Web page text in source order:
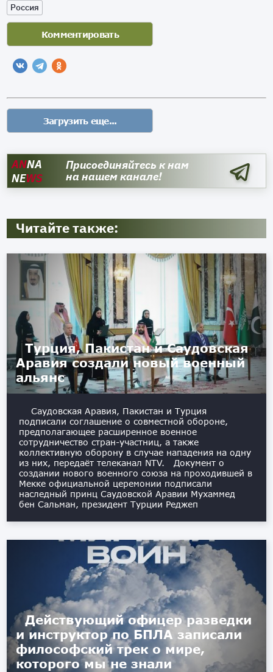
Россия
ANNA
NEWS
Присоединяйтесь к нам
на нашем канале!
Читайте также:
Турция, Пакистан и Саудовская
Аравия создали новый военный
альянс
Саудовская Аравия, Пакистан и Турция
подписали соглашение о совместной обороне,
предполагающее расширенное военное
сотрудничество стран-участниц, а также
коллективную оборону в случае нападения на одну
из них, передаёт телеканал NTV. Документ о
создании нового военного союза на проходившей в
Мекке официальной церемонии подписали
наследный принц Саудовской Аравии Мухаммед
бен Сальман, президент Турции Реджеп
Действующий офицер разведки
и инструктор по БПЛА записали
философский трек о мире,
которого мы не знали